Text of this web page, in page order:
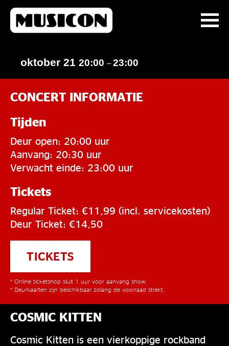
oktober 21 20:00 –23:00
CONCERT INFORMATIE
Tijden
Deur open: 20:00 uur
Aanvang: 20:30 uur
Verwacht einde: 23:00 uur
Tickets
Regular Ticket: €11,99 (incl. servicekosten)
Deur Ticket: €14,50
TICKETS
* Online ticketshop sluit 1 uur voor aanvang show.
* Deurkaarten zijn beschikbaar zolang de voorraad strekt.
COSMIC KITTEN
Cosmic Kitten is een vierkoppige rockband